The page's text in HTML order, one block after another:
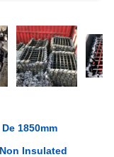
1850mm
Insulated